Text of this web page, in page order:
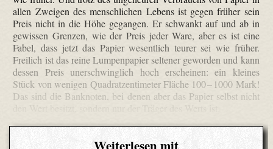
allen Zweigen des menschlichen Lebens ist gegen früher sein
Preis nicht in die Höhe gegangen. Er schwankt auf und ab in
gewissen Grenzen, wie der Preis jeder Ware, aber es ist eine
Fabel, dass jetzt das Papier wesentlich teurer sei wie früher.
Freilich ist das reine Lumpenpapier seltener geworden und kann
dessen Preis unerschwinglich hoch erscheinen: ein kleines
Stück von wenigen Quadratzentimeter Fläche 100 – 1000 Mark!
Das sind die Banknoten, bei denen aber das Papier selbst nicht
den Wert besitzt, sondern nur der Träger des Werts ist.